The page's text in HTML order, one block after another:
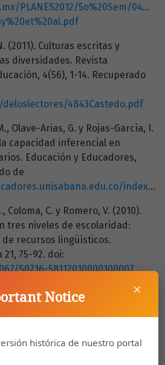
PLANES2012/5o%20Sem/
(2011). Culturas escritas y
diversidades. Revista
4(56), 1-14. Recuperado
4843Castedo.pdf
Olave-Arias, G. y Rojas-García, I.
capacidad inferencial en
Educación y Educadores,
de
index.php/eye/article/view/2130/2713
Coloma, C. y Romero, V. (2010).
tres niveles de escolaridad:
recursos lingüísticos.
75-92. doi:
S0716-58112010000100007
Estado de la cuestión sobre
de los marcadores
www.redalyc.org/articulo.oa?
×
Notice
histórica de nuestro portal